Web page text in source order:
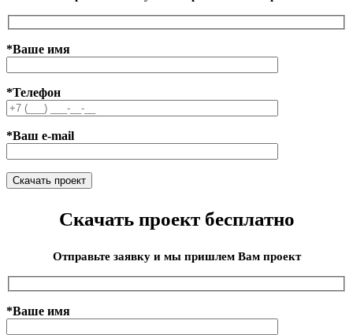
*Ваше имя
*Телефон
*Ваш e-mail
Скачать проект бесплатно
Отправьте заявку и мы пришлем Вам проект
*Ваше имя